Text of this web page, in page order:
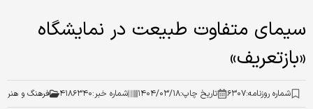
سیمای متفاوت طبیعت در نمایشگاه
«بازتعریف»
شماره روزنامه:۶۳۰۷ تاریخ چاپ:۱۴۰۴/۰۳/۱۸ شماره خبر:۴۱۸۶۳۴۰ فرهنگ و هنر